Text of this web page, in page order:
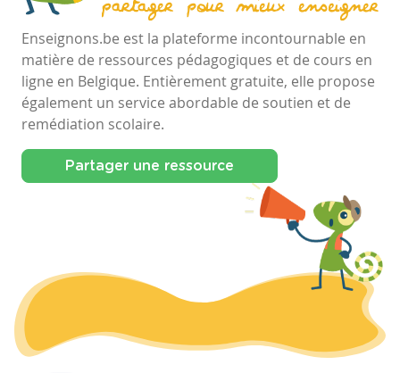
Enseignons.be est la plateforme incontournable en
matière de ressources pédagogiques et de cours en
ligne en Belgique. Entièrement gratuite, elle propose
également un service abordable de soutien et de
remédiation scolaire.
Partager une ressource